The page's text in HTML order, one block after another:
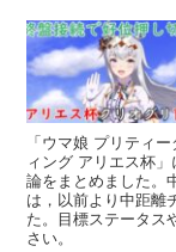
「ウマ娘 プリティ
ィング アリエス杯
論をまとめました。
は，以前より中距離
た。目標ステータス
さい。